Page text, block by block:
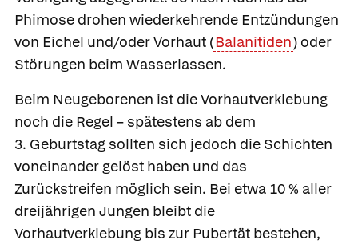
Phimose drohen wiederkehrende Entzündungen
von Eichel und/oder Vorhaut (Balanitiden) oder
Störungen beim Wasserlassen.
Beim Neugeborenen ist die Vorhautverklebung
noch die Regel – spätestens ab dem
3. Geburtstag sollten sich jedoch die Schichten
voneinander gelöst haben und das
Zurückstreifen möglich sein. Bei etwa 10 % aller
dreijährigen Jungen bleibt die
Vorhautverklebung bis zur Pubertät bestehen,